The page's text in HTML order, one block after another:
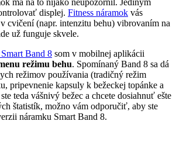
ma na to nijako neupozornil. Jediným
displej. Fitness náramok vás
cvičení (napr. intenzitu behu) vibrovaním na
už funguje skvele.
Band 8 som v mobilnej aplikácii
režimu behu. Spomínaný Band 8 sa dá
režimov používania (tradičný režim
pripevnenie kapsuly k bežeckej topánke a
teda vášnivý bežec a chcete dosiahnuť ešte
štatistík, možno vám odporučiť, aby ste
náramku Smart Band 8.